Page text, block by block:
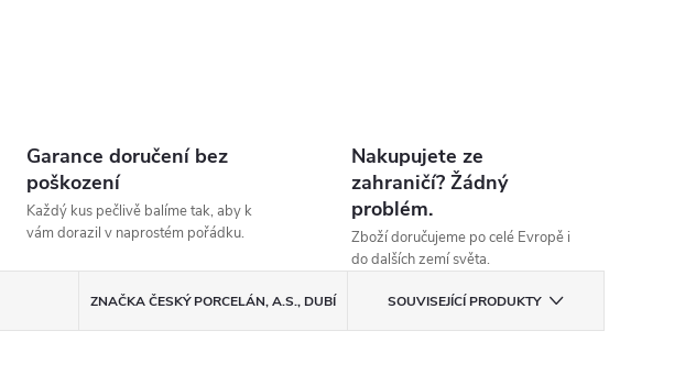
Garance doručení bez
poškození
Každý kus pečlivě balíme tak, aby k
vám dorazil v naprostém pořádku.
Nakupujete ze
zahraničí? Žádný
problém.
Zboží doručujeme po celé Evropě i
do dalších zemí světa.
ZNAČKAČESKÝ PORCELÁN, A.S., DUBÍ SOUVISEJÍCÍ PRODUKTY